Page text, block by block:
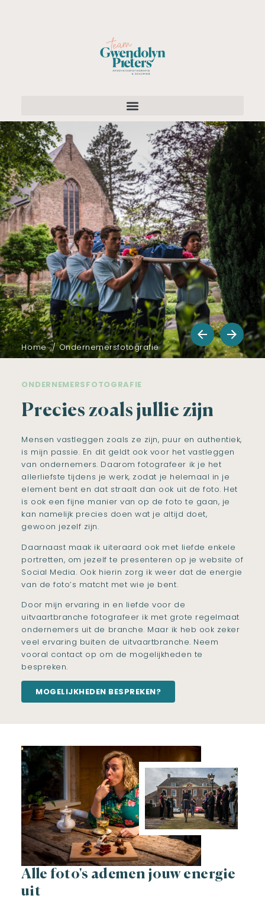
Home Ondernemersfotografie
ONDERNEMERSFOTOGRAFIE
Precies zoals jullie zijn
Mensen vastleggen zoals ze zijn, puur en authentiek,
is mijn passie. En dit geldt ook voor het vastleggen
van ondernemers. Daarom fotografeer ik je het
allerliefste tijdens je werk, zodat je helemaal in je
element bent en dat straalt dan ook uit de foto. Het
is ook een fijne manier van op de foto te gaan, je
kan namelijk precies doen wat je altijd doet,
gewoon jezelf zijn.
Daarnaast maak ik uiteraard ook met liefde enkele
portretten, om jezelf te presenteren op je website of
Social Media. Ook hierin zorg ik weer dat de energie
van de foto’s matcht met wie je bent.
Door mijn ervaring in en liefde voor de
uitvaartbranche fotografeer ik met grote regelmaat
ondernemers uit de branche. Maar ik heb ook zeker
veel ervaring buiten de uitvaartbranche. Neem
vooral contact op om de mogelijkheden te
bespreken.
MOGELIJKHEDEN BESPREKEN?
Alle foto's ademen jouw energie
uit